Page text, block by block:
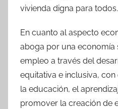
vivienda digna para todos.
En cuanto al aspecto
aboga por una economía
empleo a través del
equitativa e inclusiva,
la educación, el
promover la creación de